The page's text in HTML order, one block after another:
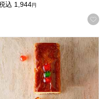
に入りに登録する
込 1,944円
ーキ(1本)[O-17]【年間ギフ
ホテルニューオータニ フル